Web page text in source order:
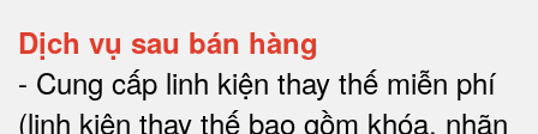
Dịch vụ sau bán hàng
- Cung cấp linh kiện thay thế miễn phí
(linh kiện thay thế bao gồm khóa, nhãn